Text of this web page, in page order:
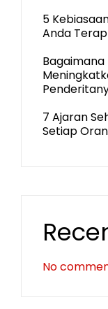
5
Anda
Bagaimana
7 Ajaran
Setiap
No